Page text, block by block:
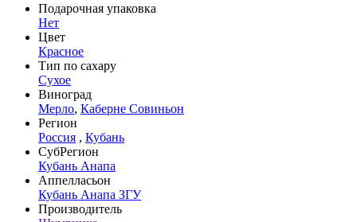
Подарочная упаковка
Нет
Цвет
Красное
Тип по сахару
Сухое
Виноград
Мерло, Каберне Совиньон
Регион
Россия , Кубань
СубРегион
Кубань Анапа
Аппелласьон
Кубань Анапа ЗГУ
Производитель